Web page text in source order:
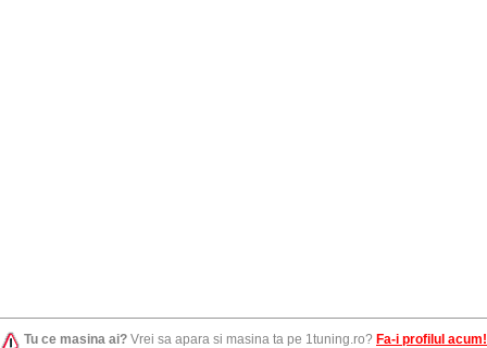
Tu ce masina ai? Vrei sa apara si masina ta pe 1tuning.ro? Fa-i profilul acum!